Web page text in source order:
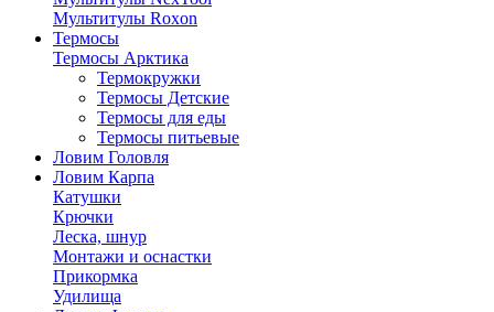
Мультитулы Roxon
Термосы
Термосы Арктика
Термокружки
Термосы Детские
Термосы для еды
Термосы питьевые
Ловим Головля
Ловим Карпа
Катушки
Крючки
Леска, шнур
Монтажи и оснастки
Прикормка
Удилища